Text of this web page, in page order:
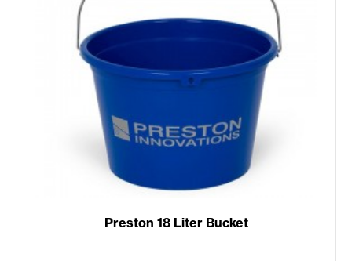
Preston 18 Liter Bucket